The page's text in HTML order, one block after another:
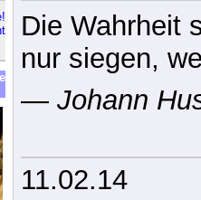
Die Wahrheit
nur siegen,
— Johann
11.02.14